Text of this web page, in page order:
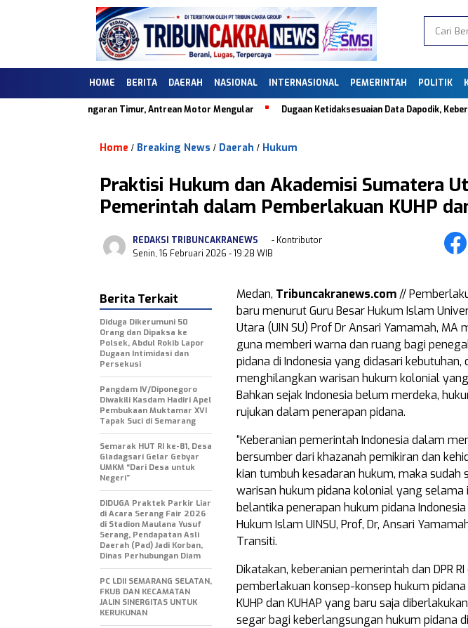
HOME BERITA DAERAH NASIONAL INTERNASIONAL PEMERINTAH POLITIK
44.505.09 Ungaran Timur, Antrean Motor Mengular Dugaan Ketidaksesuaian Data Dapodik, Keberadaan
Home / Breaking News / Daerah / Hukum
Praktisi Hukum dan Akademisi Sumatera
Pemerintah dalam Pemberlakuan KUHP
REDAKSI TRIBUNCAKRANEWS
- Kontributor
Senin, 16 Februari 2026 - 19:28 WIB
Medan, Tribuncakranews.com//
baru menurut Guru Besar Hukum Islam
Utara (UIN SU) Prof Dr Ansari Yamamah,
guna memberi warna dan ruang bagi
pidana di Indonesia yang didasari kebutuhan,
menghilangkan warisan hukum kolonial
Bahkan sejak Indonesia belum merdeka,
rujukan dalam penerapan pidana.
“Keberanian pemerintah Indonesia dalam
bersumber dari khazanah pemikiran dan
kian tumbuh kesadaran hukum, maka
warisan hukum pidana kolonial yang selama
belantika penerapan hukum pidana Indonesia
Hukum Islam UINSU, Prof, Dr, Ansari
Transiti.
Dikatakan, keberanian pemerintah dan DPR
pemberlakuan konsep-konsep hukum
KUHP dan KUHAP yang baru saja
segar bagi keberlangsungan hukum pidana
Berita Terkait
Diduga Dikerumuni 50
Orang dan Dipaksa ke
Polsek, Abdul Rokib Lapor
Dugaan Intimidasi dan
Persekusi
Pangdam IV/Diponegoro
Diwakili Kasdam Hadiri Apel
Pembukaan Muktamar XVI
Tapak Suci di Semarang
Semarak HUT RI ke-81, Desa
Gladagsari Gelar Gebyar
UMKM “Dari Desa untuk
Negeri”
DIDUGA Praktek Parkir Liar
di Acara Serang Fair 2026
di Stadion Maulana Yusuf
Serang, Pendapatan Asli
Daerah (Pad) Jadi Korban,
Dinas Perhubungan Diam
PC LDII SEMARANG SELATAN,
FKUB DAN KECAMATAN
JALIN SINERGITAS UNTUK
KERUKUNAN